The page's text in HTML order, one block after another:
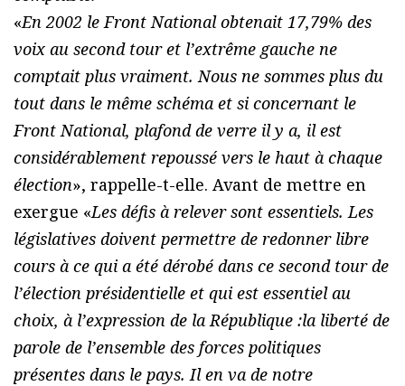
«En 2002 le Front National obtenait 17,79% des
voix au second tour et l’extrême gauche ne
comptait plus vraiment. Nous ne sommes plus du
tout dans le même schéma et si concernant le
Front National, plafond de verre il y a, il est
considérablement repoussé vers le haut à chaque
élection», rappelle-t-elle. Avant de mettre en
exergue «Les défis à relever sont essentiels. Les
législatives doivent permettre de redonner libre
cours à ce qui a été dérobé dans ce second tour de
l’élection présidentielle et qui est essentiel au
choix, à l’expression de la République :la liberté de
parole de l’ensemble des forces politiques
présentes dans le pays. Il en va de notre